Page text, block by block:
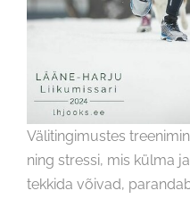
Välitingimustes
ning stressi, mis külma
tekkida võivad,